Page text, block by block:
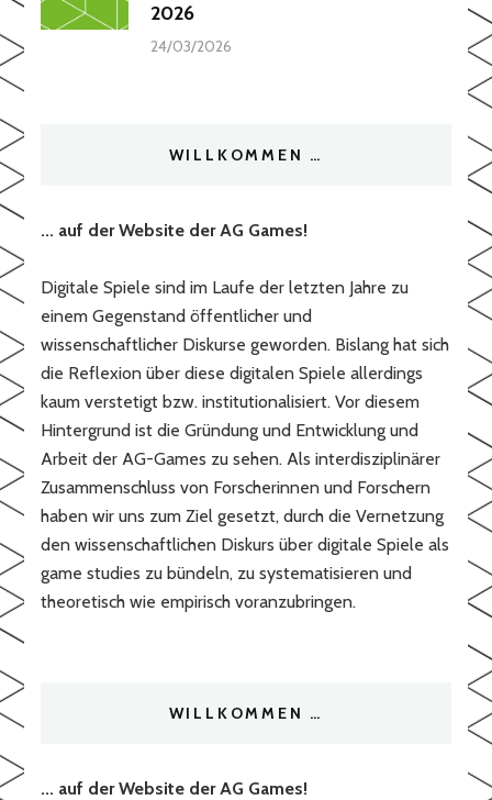
2026
24/03/2026
WILLKOMMEN …
... auf der Website der AG Games!
Digitale Spiele sind im Laufe der letzten Jahre zu
einem Gegenstand öffentlicher und
wissenschaftlicher Diskurse geworden. Bislang hat sich
die Reflexion über diese digitalen Spiele allerdings
kaum verstetigt bzw. institutionalisiert. Vor diesem
Hintergrund ist die Gründung und Entwicklung und
Arbeit der AG-Games zu sehen. Als interdisziplinärer
Zusammenschluss von Forscherinnen und Forschern
haben wir uns zum Ziel gesetzt, durch die Vernetzung
den wissenschaftlichen Diskurs über digitale Spiele als
game studies zu bündeln, zu systematisieren und
theoretisch wie empirisch voranzubringen.
WILLKOMMEN …
... auf der Website der AG Games!